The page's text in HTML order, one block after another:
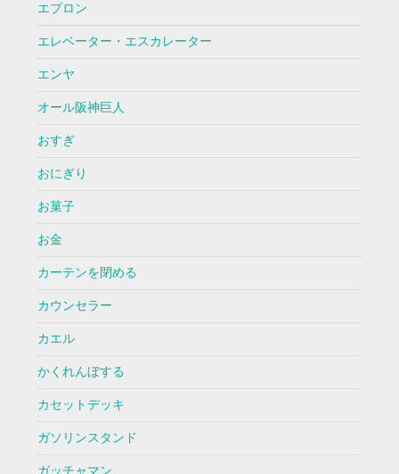
エプロン
エレベーター・エスカレーター
エンヤ
オール阪神巨人
おすぎ
おにぎり
お菓子
お金
カーテンを閉める
カウンセラー
カエル
かくれんぼする
カセットデッキ
ガソリンスタンド